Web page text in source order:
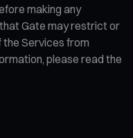
making any
Gate may restrict or
the Services from
please read the